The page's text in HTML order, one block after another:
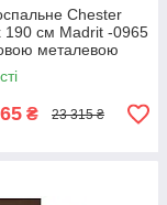
Chester
190 см Madrit -0965
металевою
рамою
₴ 23 315 ₴